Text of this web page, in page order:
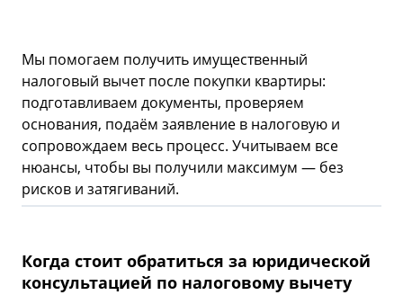
Мы помогаем получить имущественный
налоговый вычет после покупки квартиры:
подготавливаем документы, проверяем
основания, подаём заявление в налоговую и
сопровождаем весь процесс. Учитываем все
нюансы, чтобы вы получили максимум — без
рисков и затягиваний.
Когда стоит обратиться за юридической
консультацией по налоговому вычету